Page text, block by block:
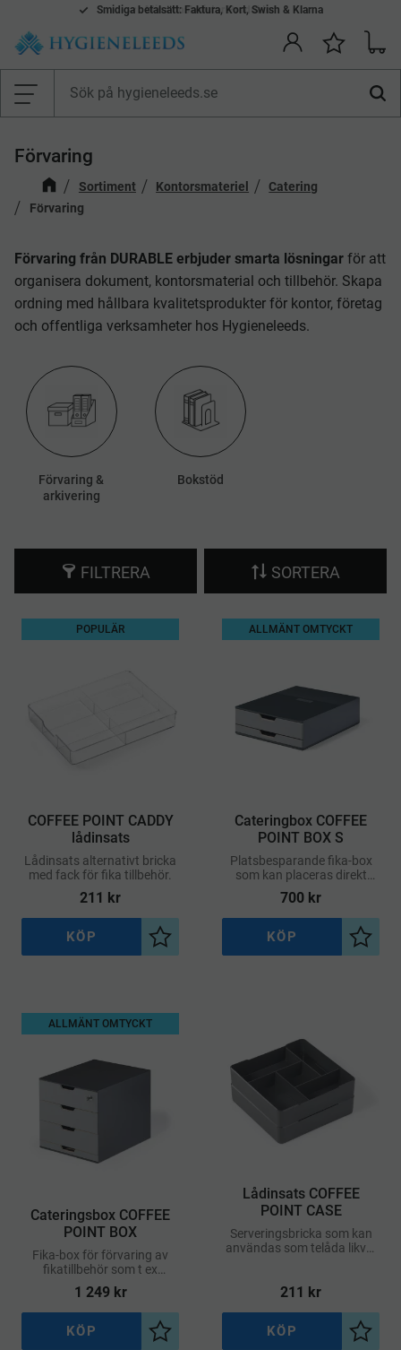
Meny
Mina önskelistor Produkter
Smidiga betalsätt: Faktura, Kort, Swish & Klarna
Förvaring
Sortiment Kontorsmateriel
Catering
Förvaring
Förvaring från DURABLE erbjuder smarta lösningar för att
organisera dokument, kontorsmaterial och tillbehör. Skapa
ordning med hållbara kvalitetsprodukter för kontor, företag
och offentliga verksamheter hos Hygieneleeds.
Förvaring &
arkivering
Bokstöd
FILTRERA SORTERA
COFFEE POINT CADDY
lådinsats
Lådinsats alternativt bricka
med fack för fika tillbehör.
211 kr
POPULÄR
Lägg till i önskelista
KÖP
Cateringbox COFFEE
POINT BOX S
Platsbesparande fika-box
som kan placeras direkt
under kaffemaskinen, för
snabb tillgång till olika
tillbehör.
700 kr
ALLMÄNT OMTYCKT
Lägg
KÖP
Cateringsbox COFFEE
POINT BOX
Fika-box för förvaring av
fikatillbehör som t ex
kaffekapslar, tepåsar,
socker och servetter.
1 249kr
ALLMÄNT OMTYCKT
Lägg till i önskelista
KÖP
Lådinsats COFFEE
POINT CASE
Serveringsbricka som kan
användas som telåda likväl
COFFE POINT BOX.
211 kr
Lägg
KÖP